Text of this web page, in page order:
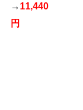
→ 11,440
円